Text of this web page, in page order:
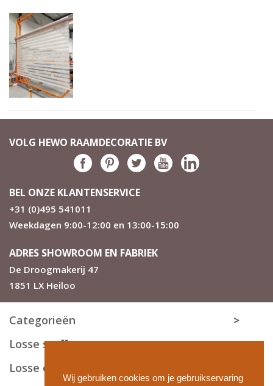
Wij gebruiken cookies om je gebruikservaring
VOLG HEWO RAAMDECORATIE BV
BEL ONZE KLANTENSERVICE
+31 (0)495 541011
Weekdagen 9:00-12:00 en 13:00-15:00
ADRES SHOWROOM EN FABRIEK
De Droogmakerij 47
1851 LX Heiloo
Categorieën
Losse stoffen
Losse onderdelen